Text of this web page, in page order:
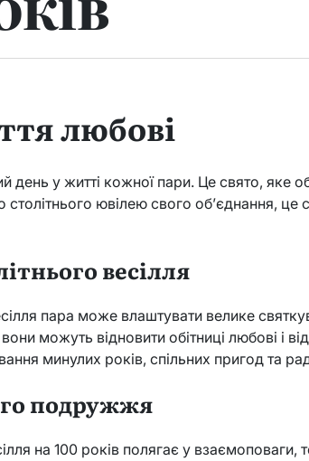
любові
день у житті кожної пари. Це свято, яке
ювілею свого об’єднання,
весілля
пара може влаштувати велике
можуть відновити обітниці любові і
минулих років, спільних пригод та
подружжя
на 100 років полягає у взаємоповаги,